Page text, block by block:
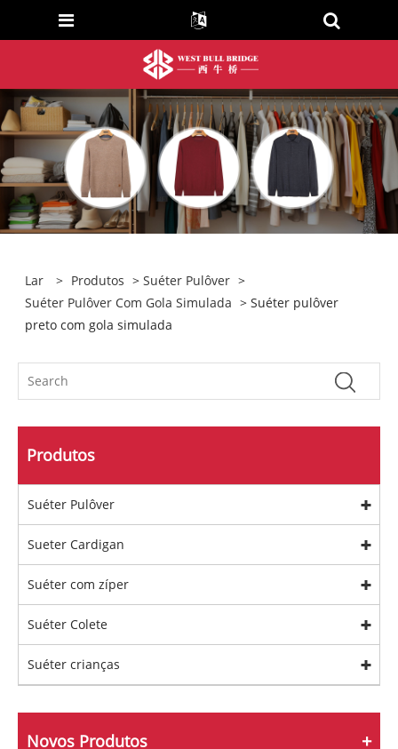
Lar > Produtos >Suéter Pulôver >
Suéter Pulôver Com Gola Simulada > Suéter pulôver
preto com gola simulada
Produtos
Suéter Pulôver
Sueter Cardigan
Suéter com zíper
Suéter Colete
Suéter crianças
Novos Produtos